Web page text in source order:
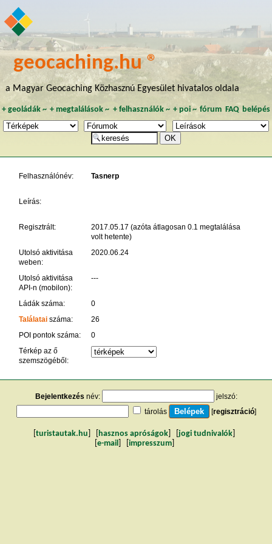
geocaching.hu ®
a Magyar Geocaching Közhasznú Egyesület hivatalos oldala
+ geoládák~ +megtalálások ~ + felhasználók~ + poi~ fórum FAQ belépés
Felhasználónév: Tasnerp
Leírás:
Regisztrált:
2017.05.17 (azóta átlagosan 0.1 megtalálása
volt hetente)
Utolsó aktivitása
weben:
2020.06.24
Utolsó aktivitása
API-n (mobilon):
---
Ládák száma:
0
Találataiszáma:
26
POI pontok száma:
0
Térkép az ő
szemszögéből:
Bejelentkezés név:
jelszó:
tárolás
[regisztráció]
turistautak.hu hasznos apróságok jogi tudnivalók
e-mail impresszum]